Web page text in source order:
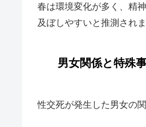
春は環境変化が多く、精
及ぼしやすいと推測されま
男女関係と特殊
性交死が発生した男女の関